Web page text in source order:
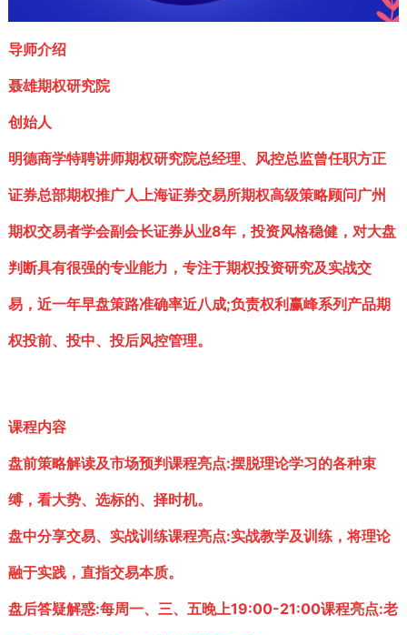
导师介绍
聂雄期权研究院
创始人
明德商学特聘讲师期权研究院总经理、风控总监曾任职方正
证券总部期权推广人上海证券交易所期权高级策略顾问广州
期权交易者学会副会长证券从业8年，投资风格稳健，对大盘
判断具有很强的专业能力，专注于期权投资研究及实战交
易，近一年早盘策路准确率近八成;负责权利赢峰系列产品期
权投前、投中、投后风控管理。
课程内容
盘前策略解读及市场预判课程亮点:摆脱理论学习的各种束
缚，看大势、选标的、择时机。
盘中分享交易、实战训练课程亮点:实战教学及训练，将理论
融于实践，直指交易本质。
盘后答疑解惑:每周一、三、五晚上19:00-21:00课程亮点:老